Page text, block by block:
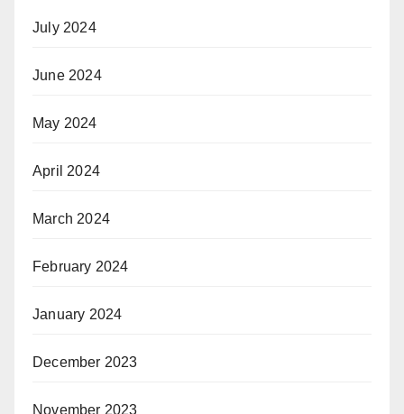
July 2024
June 2024
May 2024
April 2024
March 2024
February 2024
January 2024
December 2023
November 2023